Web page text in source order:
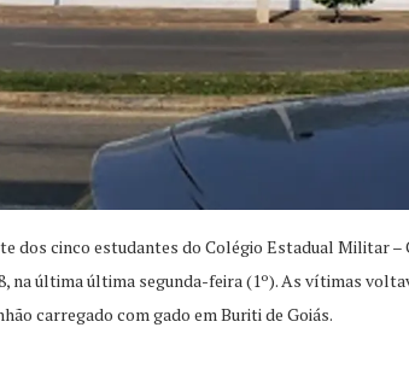
cinco estudantes do Colégio Estadual Militar –
na última última segunda-feira (1º). As vítimas
carregado com gado em Buriti de Goiás.